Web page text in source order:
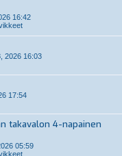
16:42
2026 16:03
17:54
takavalon 4-napainen
05:59